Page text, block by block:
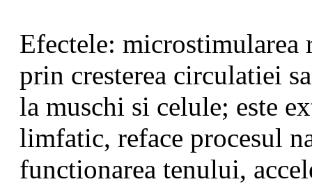
Efectele: microstimularea
prin cresterea circulatiei
la muschi si celule; este
limfatic, reface procesul
functionarea tenului,